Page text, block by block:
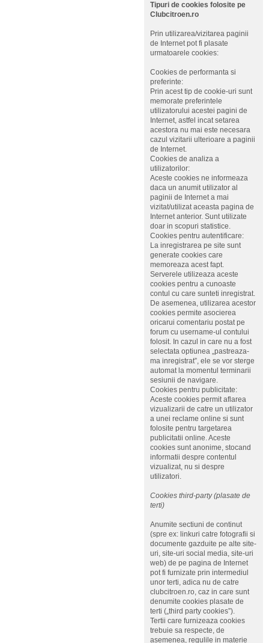
Tipuri de cookies folosite pe
Clubcitroen.ro
Prin utilizarea/vizitarea paginii
de Internet pot fi plasate
urmatoarele cookies:
Cookies de performanta si
preferinte:
Prin acest tip de cookie-uri sunt
memorate preferintele
utilizatorului acestei pagini de
Internet, astfel incat setarea
acestora nu mai este necesara
cazul vizitarii ulterioare a paginii
de Internet.
Cookies de analiza a
utilizatorilor:
Aceste cookies ne informeaza
daca un anumit utilizator al
paginii de Internet a mai
vizitat/utilizat aceasta pagina de
Internet anterior. Sunt utilizate
doar in scopuri statistice.
Cookies pentru autentificare:
La inregistrarea pe site sunt
generate cookies care
memoreaza acest fapt.
Serverele utilizeaza aceste
cookies pentru a cunoaste
contul cu care sunteti inregistrat.
De asemenea, utilizarea acestor
cookies permite asocierea
oricarui comentariu postat pe
forum cu username-ul contului
folosit. In cazul in care nu a fost
selectata optiunea „pastreaza-
ma inregistrat”, ele se vor sterge
automat la momentul terminarii
sesiunii de navigare.
Cookies pentru publicitate:
Aceste cookies permit aflarea
vizualizarii de catre un utilizator
a unei reclame online si sunt
folosite pentru targetarea
publicitatii online. Aceste
cookies sunt anonime, stocand
informatii despre contentul
vizualizat, nu si despre
utilizatori.
Cookies third-party (plasate de
terti)
Anumite sectiuni de continut
(spre ex: linkuri catre fotografii si
documente gazduite pe alte site-
uri, site-uri social media, site-uri
web) de pe pagina de Internet
pot fi furnizate prin intermediul
unor terti, adica nu de catre
clubcitroen.ro, caz in care sunt
denumite cookies plasate de
terti („third party cookies”).
Tertii care furnizeaza cookies
trebuie sa respecte, de
asemenea, regulile in materie